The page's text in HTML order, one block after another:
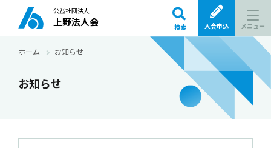
公益社団法人
上野法人会 検索 入会申込 メニュー
ホーム お知らせ
お知らせ